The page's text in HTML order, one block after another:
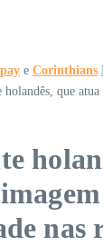
e Corinthians
holandês, que
nas